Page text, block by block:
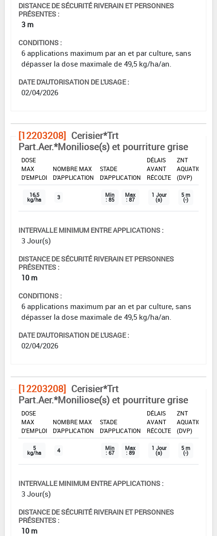
DISTANCE DE SÉCURITÉ RIVERAIN ET PERSONNES
PRÉSENTES :
3 m
CONDITIONS :
6 applications maximum par an et par culture, sans
dépasser la dose maximale de 49,5 kg/ha/an.
DATE D'AUTORISATION DE L'USAGE :
02/04/2026
[12203208] Cerisier*Trt
Part.Aer.*Moniliose(s) et pourriture grise
DOSE
MAX
D'EMPLOI
NOMBRE MAX
D'APPLICATION
STADE
D'APPLICATION
DÉLAIS
AVANT
RÉCOLTE
ZNT
AQUATIQUE
(DVP)
16,5
kg/ha 3 Min
: 85
Max
: 87
1 Jour
(s)
5 m
(-)
INTERVALLE MINIMUM ENTRE APPLICATIONS :
3 Jour(s)
DISTANCE DE SÉCURITÉ RIVERAIN ET PERSONNES
PRÉSENTES :
10 m
CONDITIONS :
6 applications maximum par an et par culture, sans
dépasser la dose maximale de 49,5 kg/ha/an.
DATE D'AUTORISATION DE L'USAGE :
02/04/2026
[12203208] Cerisier*Trt
Part.Aer.*Moniliose(s) et pourriture grise
DOSE
MAX
D'EMPLOI
NOMBRE MAX
D'APPLICATION
STADE
D'APPLICATION
DÉLAIS
AVANT
RÉCOLTE
ZNT
AQUATIQUE
(DVP)
5
kg/ha 4 Min
: 67
Max
: 89
1 Jour
(s)
5 m
(-)
INTERVALLE MINIMUM ENTRE APPLICATIONS :
3 Jour(s)
DISTANCE DE SÉCURITÉ RIVERAIN ET PERSONNES
PRÉSENTES :
10 m